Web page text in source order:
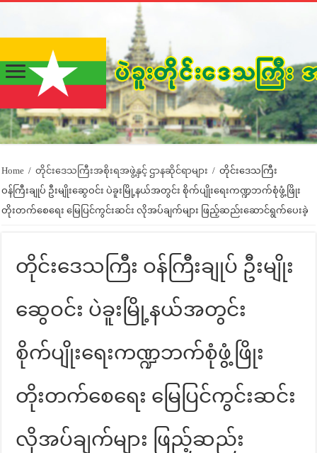
Home / တိုင်းဒေသကြီးအစိုးရအဖွဲ့နှင့် ဌာနဆိုင်ရာများ / တိုင်းဒေသကြီး
ဝန်ကြီးချုပ် ဦးမျိုးဆွေဝင်း ပဲခူးမြို့နယ်အတွင်း စိုက်ပျိုးရေးကဏ္ဍဘက်စုံဖွံ့ဖြိုး
တိုးတက်စေရေး မြေပြင်ကွင်းဆင်း လိုအပ်ချက်များ ဖြည့်ဆည်းဆောင်ရွက်ပေးခဲ့
တိုင်းဒေသကြီး ဝန်ကြီးချုပ် ဦးမျိုး
ဆွေဝင်း ပဲခူးမြို့နယ်အတွင်း
စိုက်ပျိုးရေးကဏ္ဍဘက်စုံဖွံ့ဖြိုး
တိုးတက်စေရေး မြေပြင်ကွင်းဆင်း
လိုအပ်ချက်များ ဖြည့်ဆည်း